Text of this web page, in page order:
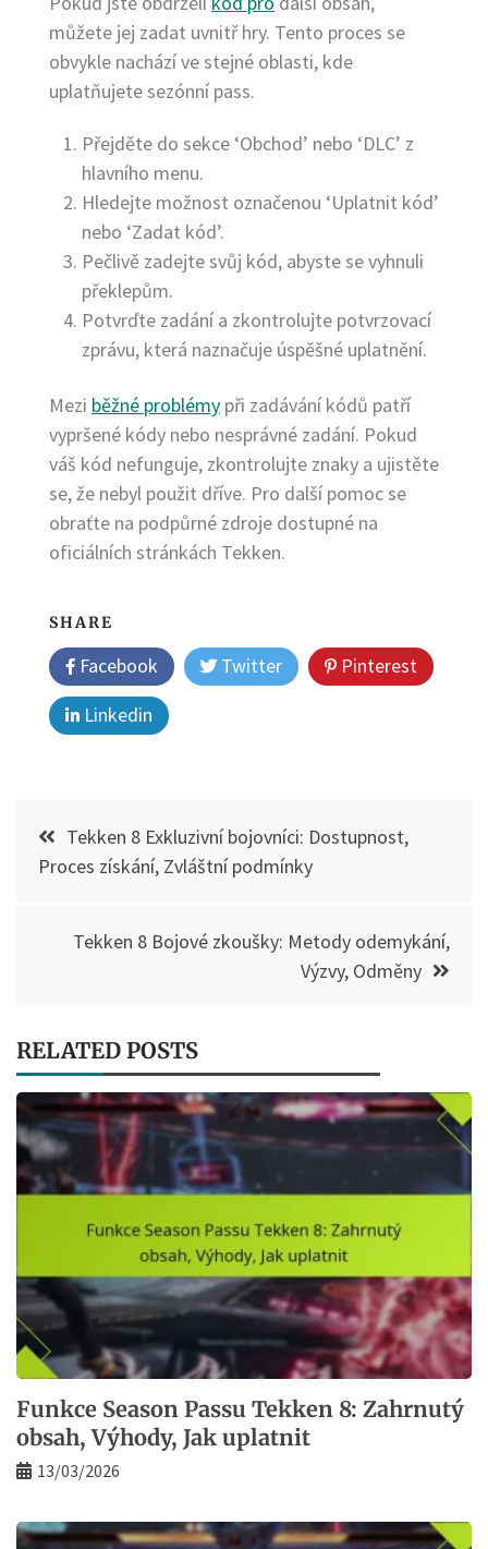
můžete jej zadat uvnitř hry. Tento proces se
obvykle nachází ve stejné oblasti, kde
uplatňujete sezónní pass.
Přejděte do sekce ‘Obchod’ nebo ‘DLC’ z
hlavního menu.
Hledejte možnost označenou ‘Uplatnit kód’
nebo ‘Zadat kód’.
Pečlivě zadejte svůj kód, abyste se vyhnuli
překlepům.
Potvrďte zadání a zkontrolujte potvrzovací
zprávu, která naznačuje úspěšné uplatnění.
Mezi běžné problémy při zadávání kódů patří
vypršené kódy nebo nesprávné zadání. Pokud
váš kód nefunguje, zkontrolujte znaky a ujistěte
se, že nebyl použit dříve. Pro další pomoc se
obraťte na podpůrné zdroje dostupné na
oficiálních stránkách Tekken.
SHARE
Facebook Twitter
Pinterest
Linkedin
Post
navigation
Tekken 8 Exkluzivní bojovníci: Dostupnost,
Proces získání, Zvláštní podmínky
Tekken 8 Bojové zkoušky: Metody odemykání,
Výzvy, Odměny
RELATED POSTS
Funkce Season Passu Tekken 8: Zahrnutý
obsah, Výhody, Jak uplatnit
13/03/2026